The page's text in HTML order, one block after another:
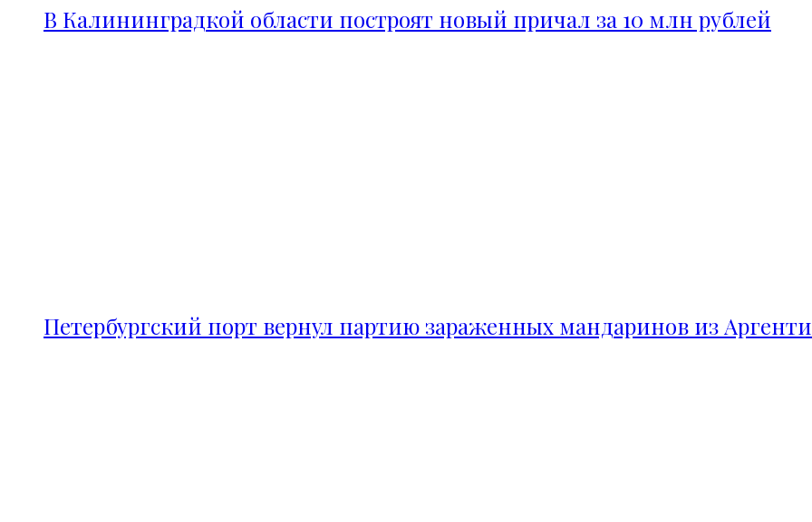
В Калининградкой области построят новый причал за 10 млн рублей
Петербургский порт вернул партию зараженных мандаринов из